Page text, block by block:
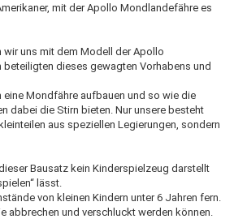
mit der Apollo Mondlandefähre es
wir uns mit dem Modell der Apollo
dieses gewagten Vorhabens und
eine Mondfähre aufbauen und so wie die
dabei die Stirn bieten. Nur unsere besteht
aus speziellen Legierungen, sondern
Bausatz kein Kinderspielzeug darstellt
lässt.
von kleinen Kindern unter 6 Jahren fern.
abbrechen und verschluckt werden können.